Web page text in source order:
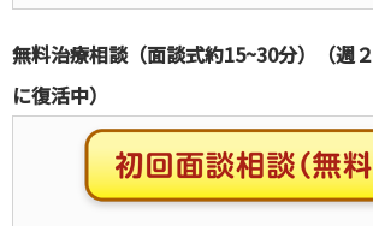
無料治療相談（面談式約15~30分）（週
に復活中）